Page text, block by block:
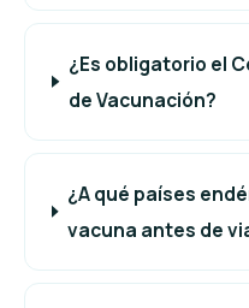
¿Es obligatorio el
de Vacunación?
¿A qué países
vacuna antes de